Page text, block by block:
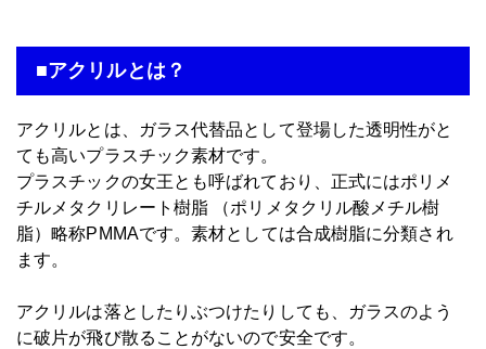
■アクリルとは？
アクリルとは、ガラス代替品として登場した透明性がと
ても高いプラスチック素材です。
プラスチックの女王とも呼ばれており、正式にはポリメ
チルメタクリレート樹脂 （ポリメタクリル酸メチル樹
脂）略称PMMAです。素材としては合成樹脂に分類され
ます。
アクリルは落としたりぶつけたりしても、ガラスのよう
に破片が飛び散ることがないので安全です。